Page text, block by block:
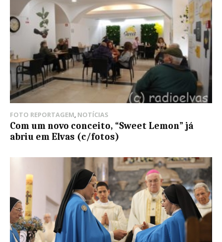
FOTO REPORTAGEM, NOTÍCIAS
Com um novo conceito, “Sweet Lemon” já
abriu em Elvas (c/fotos)